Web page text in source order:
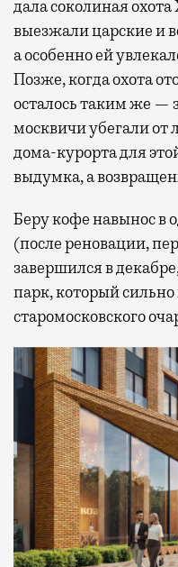
дала соколиная
выезжали царские и
а особенно ей
Позже, когда охота
осталось таким же —
москвичи убегали от
дома-курорта для
выдумка, а
Беру кофе навынос в
(после реновации,
завершился в
парк, который
старомосковского